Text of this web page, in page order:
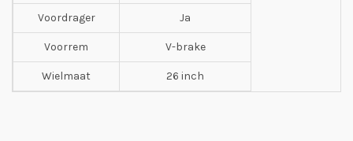
Voordrager Ja
Voorrem V-brake
Wielmaat 26 inch